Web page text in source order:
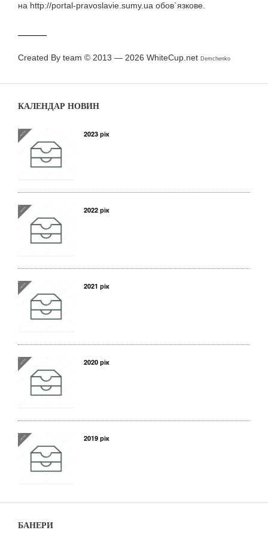
на http://portal-pravoslavie.sumy.ua обов`язкове.
Created By team © 2013 — 2026 WhiteCup.net Demchenko
КАЛЕНДАР НОВИН
2023 рік
2022 рік
2021 рік
2020 рік
2019 рік
БАНЕРИ